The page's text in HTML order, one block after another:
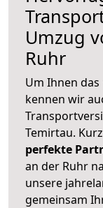
Umzug
Ruhr
Um Ihnen
kennen wir
Temirtau.
perfekte
an der Ruhr
unsere
gemeinsam